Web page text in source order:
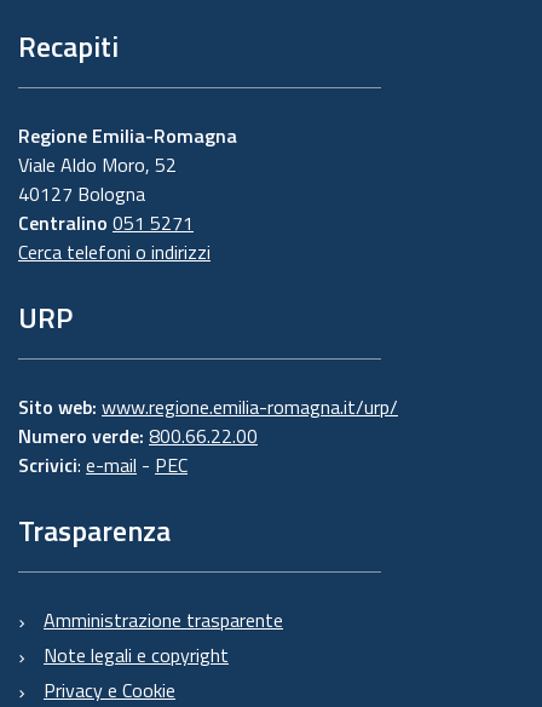
Recapiti
Regione Emilia-Romagna
Viale Aldo Moro, 52
40127 Bologna
Centralino 051 5271
Cerca telefoni o indirizzi
URP
Sito web: www.regione.emilia-romagna.it/urp/
Numero verde: 800.66.22.00
Scrivici: e-mail - PEC
Trasparenza
Amministrazione trasparente
Note legali e copyright
Privacy e Cookie